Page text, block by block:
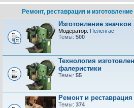
Ремонт, реставрация и
Изготовление значков
Модератор: Пеленгас
Темы: 500
Технология
фалеристики
Темы: 55
Ремонт и
Темы: 374